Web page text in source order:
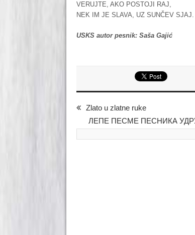
VERUJTE, AKO POSTOJI RAJ,
NEK IM JE SLAVA, UZ SUNČEV SJAJ.
USKS autor pesnik: Saša Gajić
Zlato u zlatne ruke
ЛЕПЕ ПЕСМЕ ПЕСНИКА